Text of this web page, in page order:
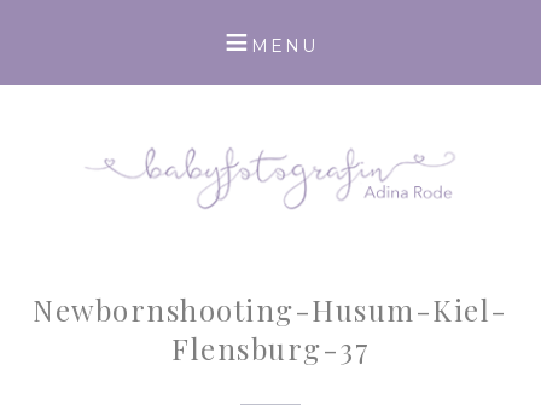
Newbornshooting-Husum-Kiel-
Flensburg-37